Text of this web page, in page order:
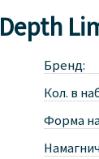
Бренд:
Кол. в
Форма